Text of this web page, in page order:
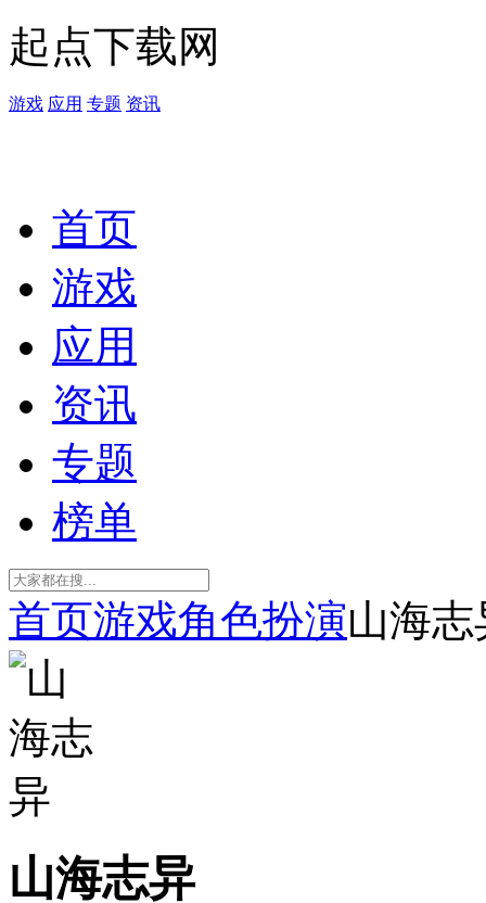
起点下载网
游戏 应用 专题 资讯
首页
游戏
应用
资讯
专题
榜单
首页游戏角色扮演山海志
山海志异